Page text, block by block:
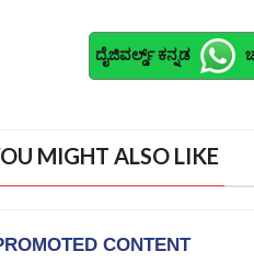
ದೈಜಿವರ್ಲ್ಡ್ ಕನ್ನಡ
MIGHT ALSO LIKE